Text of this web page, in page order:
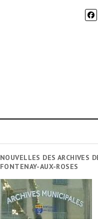
NOUVELLES DES ARCHIVES
FONTENAY-AUX-ROSES